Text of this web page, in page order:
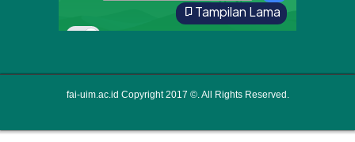
fai-uim.ac.id Copyright 2017 ©. All Rights Reserved.